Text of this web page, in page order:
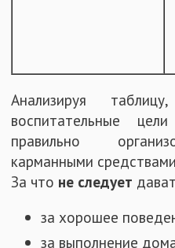
Анализируя
воспитательные
правильно
карманными
За что не следует
за хорошее
за выполнение